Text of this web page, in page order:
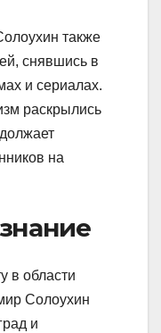
также
снявшись в
и сериалах.
раскрылись
на
в области
Солоухин
и